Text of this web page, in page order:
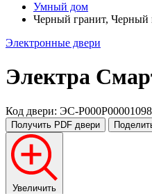
Умный дом
Черный гранит, Черный
Электронные двери
Электра
Код двери: ЭС-P000P00001098
Получить PDF двери
Увеличить